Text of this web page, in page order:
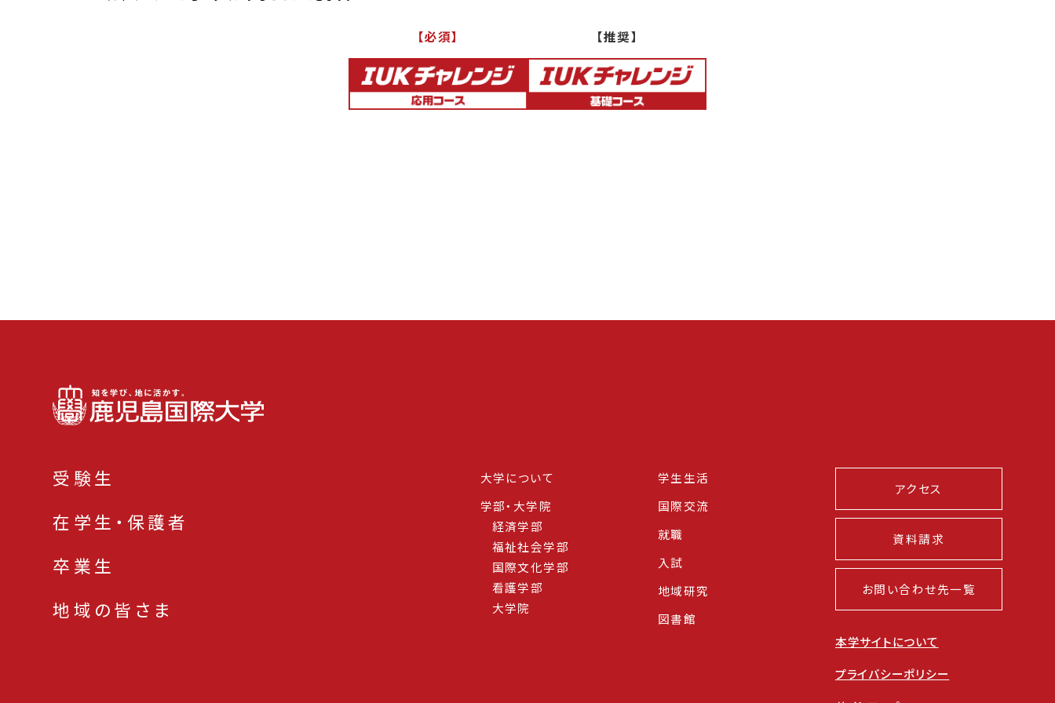
【必須】 【推奨】
受験生
在学生・保護者
卒業生
地域の皆さま
大学について
学部・大学院
経済学部
福祉社会学部
国際文化学部
看護学部
大学院
学生生活
国際交流
就職
入試
地域研究
図書館
アクセス
資料請求
お問い合わせ先一覧
本学サイトについて
プライバシーポリシー